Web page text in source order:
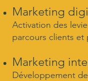
Marketing
Activation des
parcours clients et
Marketing
Développement